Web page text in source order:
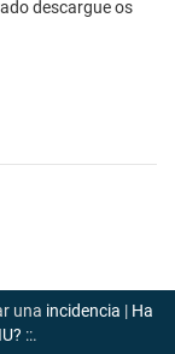
descargue os
una incidencia | Ha
::.